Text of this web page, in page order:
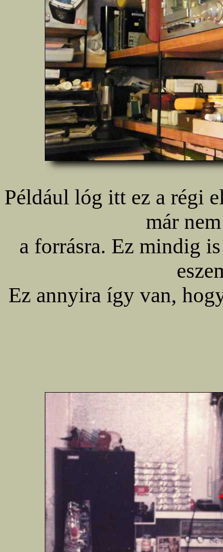
Például lóg itt ez a régi
már
a forrásra. Ez mindig
Ez annyira így van,